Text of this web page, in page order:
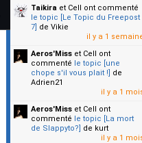
Taikira et Cell ont commenté
le topic [Le Topic du Freepost
7] de Vikie
il y a 1
Aeros'Miss et Cell ont
commenté le topic [une
chope s'il vous plait !] de
Adrien21
il y a 1
Aeros'Miss et Cell ont
commenté le topic [La mort
de Slappyto?] de kurt
il y a 1